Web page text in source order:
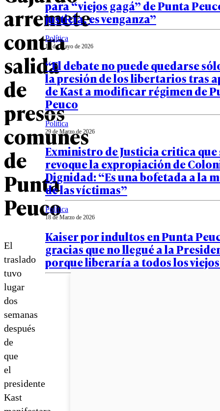
arremete
contra
salida
de
presos
comunes
de
Punta
Peuco
El
traslado
tuvo
lugar
dos
semanas
después
de
que
el
presidente
Kast
para “viejos gagá” de Punta
justicia, es venganza”
Política
15 de Mayo de 2026
“El debate no puede quedarse
la presión de los libertarios tras
de Kast a modificar régimen de
Peuco
Política
29 de Marzo de 2026
Exministro de Justicia critica que
revoque la expropiación de
Dignidad: “Es una bofetada a la
de las víctimas”
Política
18 de Marzo de 2026
Kaiser por indultos en Punta
gracias que no llegué a la
porque liberaría a todos los